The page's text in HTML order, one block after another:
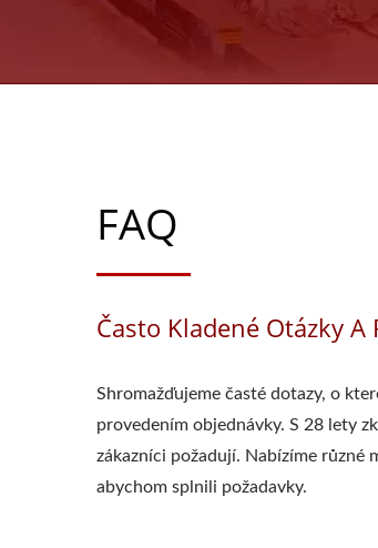
FAQ
Často Kladené Otázky
Shromažďujeme časté dotazy, o
provedením objednávky. S 28 lety
zákazníci požadují. Nabízíme různé
abychom splnili požadavky.